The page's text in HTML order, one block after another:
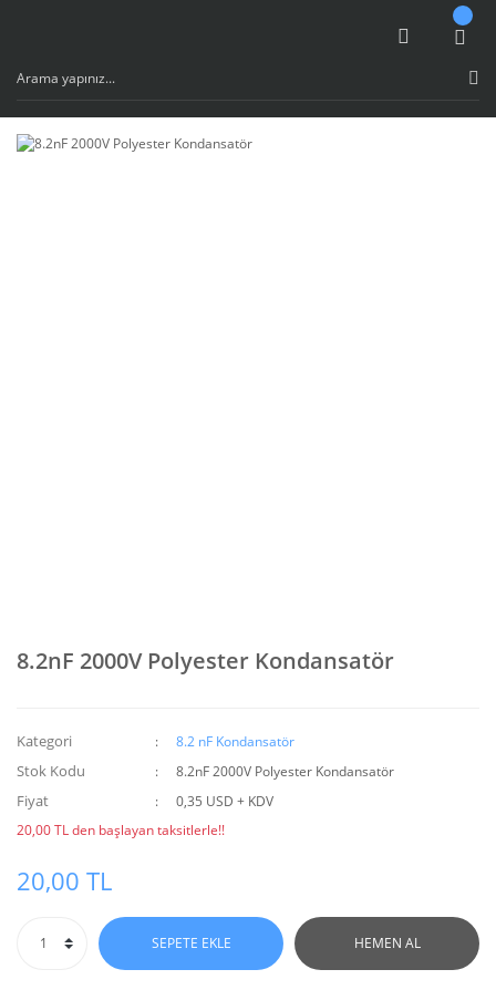
8.2nF 2000V Polyester Kondansatör
Kategori 8.2 nF Kondansatör
Stok Kodu 8.2nF 2000V Polyester Kondansatör
Fiyat
0,35 USD + KDV
20,00 TL den başlayan taksitlerle!!
20,00 TL
SEPETE EKLE HEMEN AL